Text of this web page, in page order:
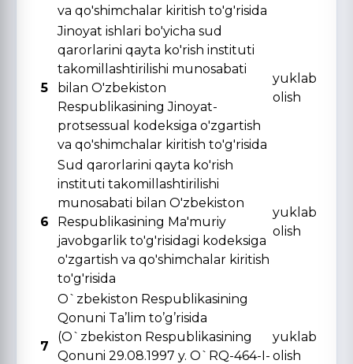
va qo'shimchalar kiritish to'g'risida
5
Jinoyat ishlari bo'yicha sud
qarorlarini qayta ko'rish instituti
takomillashtirilishi munosabati
bilan O'zbekiston
Respublikasining Jinoyat-
protsessual kodeksiga o'zgartish
va qo'shimchalar kiritish to'g'risida
yuklab
olish
6
Sud qarorlarini qayta ko'rish
instituti takomillashtirilishi
munosabati bilan O'zbekiston
Respublikasining Ma'muriy
javobgarlik to'g'risidagi kodeksiga
o'zgartish va qo'shimchalar kiritish
to'g'risida
yuklab
olish
7
O`zbekiston Respublikasining
Qonuni Ta’lim to’g’risida
(O`zbekiston Respublikasining
Qonuni 29.08.1997 y. O`RQ-464-I-
yuklab
olish